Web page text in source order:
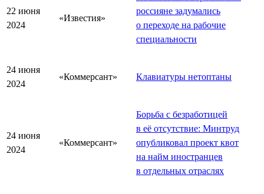
22 июня
2024
«Известия»
россияне задумались
о переходе на рабочие
специальности
24 июня
2024
«Коммерсант» Клавиатуры нетоптаны
24 июня
2024
«Коммерсант»
Борьба с безработицей
в её отсутствие: Минтруд
опубликовал проект квот
на найм иностранцев
в отдельных отраслях